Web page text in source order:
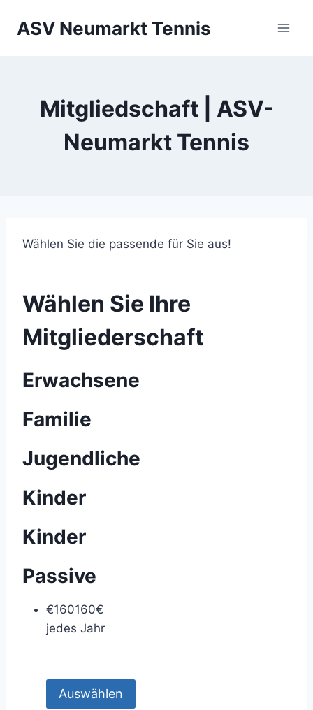
InhaltASV Neumarkt Tennis
Mitgliedschaft | ASV-
Neumarkt Tennis
Wählen Sie die passende für Sie aus!
Wählen Sie Ihre
Mitgliederschaft
Erwachsene
Familie
Jugendliche
Kinder
Kinder
Passive
€160160€
jedes Jahr
Auswählen